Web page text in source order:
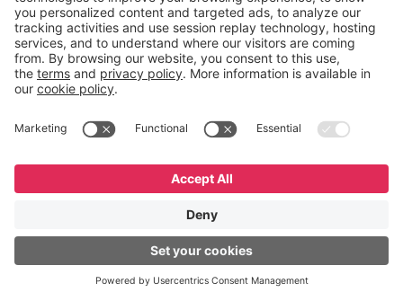
Memphis
Eduardo Ribeiro
CEO
uma solução 360°, que permite
logística reversa. Podemos
verificar, analisar, recondicionar e
reintegrar equipamentos à cadeia,